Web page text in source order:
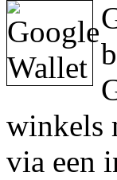
winkels
via een